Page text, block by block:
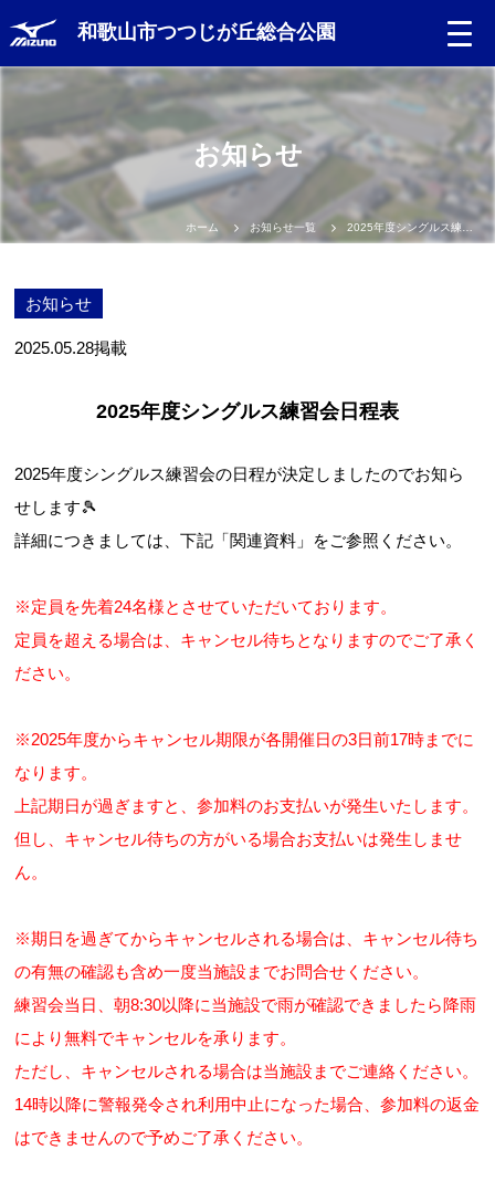
和歌山市つつじが丘総合公園
お知らせ
ホーム お知らせ一覧
お知らせ
2025.05.28掲載
2025年度シングルス練習会日程表
2025年度シングルス練習会の日程が決定しましたのでお知ら
せします🎾
詳細につきましては、下記「関連資料」をご参照ください。
※定員を先着24名様とさせていただいております。
定員を超える場合は、キャンセル待ちとなりますのでご了承く
ださい。
※2025年度からキャンセル期限が各開催日の3日前17時までに
なります。
上記期日が過ぎますと、参加料のお支払いが発生いたします。
但し、キャンセル待ちの方がいる場合お支払いは発生しませ
ん。
※期日を過ぎてからキャンセルされる場合は、キャンセル待ち
の有無の確認も含め一度当施設までお問合せください。
練習会当日、朝8:30以降に当施設で雨が確認できましたら降雨
により無料でキャンセルを承ります。
ただし、キャンセルされる場合は当施設までご連絡ください。
14時以降に警報発令され利用中止になった場合、参加料の返金
はできませんので予めご了承ください。